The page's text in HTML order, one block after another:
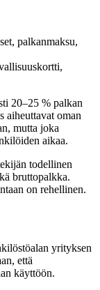
palkanmaksu,
20–25 % palkan
aiheuttavat oman
mutta joka
aikaa.
todellinen
bruttopalkka.
on rehellinen.
yrityksen
että
käyttöön.